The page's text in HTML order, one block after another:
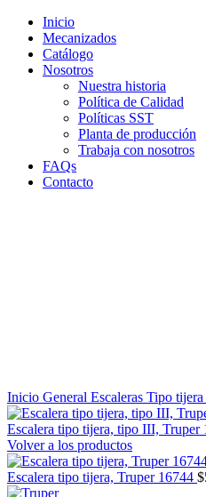
Inicio
Mecanizados
Catálogo
Nosotros
Nuestra historia
Política de Calidad
Políticas SST
Planta de producción
Trabaja con nosotros
FAQs
Contacto
Inicio General Escaleras Tipo tijera
Escalera tipo tijera, tipo III, Truper
Volver a los productos
Escalera tipo tijera, Truper 16744 $